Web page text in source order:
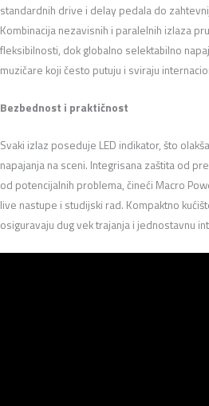
standardnih drive i delay pedala do
Kombinacija nezavisnih i paralelnih izlaza
fleksibilnosti, dok globalno selektabilno
muzičare koji često putuju i sviraju
Bezbednost i praktičnost
Svaki izlaz poseduje LED indikator, što
napajanja na sceni. Integrisana zaštita od
od potencijalnih problema, čineći Macro
live nastupe i studijski rad. Kompaktno
osiguravaju dug vek trajanja i jednostavnu